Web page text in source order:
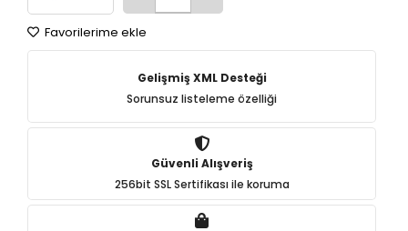
Favorilerime ekle
Gelişmiş XML Desteği
Sorunsuz listeleme özelliği
Güvenli Alışveriş
256bit SSL Sertifikası ile koruma